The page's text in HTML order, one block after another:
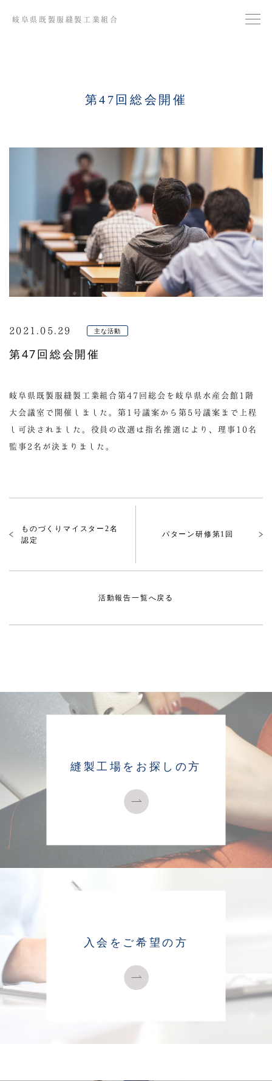
岐阜県既製服縫製工業組合
第47回総会開催
2021.05.29 主な活動
第47回総会開催
岐阜県既製服縫製工業組合第47回総会を岐阜県水産会館1階
大会議室で開催しました。第1号議案から第5号議案まで上程
し可決されました。役員の改選は指名推選により、理事10名
監事2名が決まりました。
ものづくりマイスター2名
認定
パターン研修第1回
活動報告一覧へ戻る
縫製工場をお探しの方
入会をご希望の方